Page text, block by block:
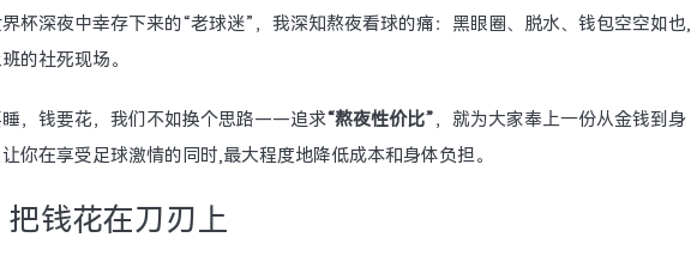
杯深夜中幸存下来的“老球迷”，我深知熬夜看球的痛：黑眼圈、脱水、钱包空空如也,
的社死现场。
睡，钱要花，我们不如换个思路——追求“熬夜性价比”，就为大家奉上一份从金钱到身
你在享受足球激情的同时,最大程度地降低成本和身体负担。
钱花在刀刃上